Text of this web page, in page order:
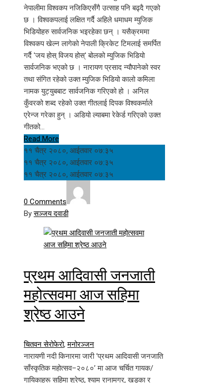
नेपालीमा विश्वकप नजिकिएसँगै उत्साह पनि बढ्दै गएको
छ । विश्वकपलाई लक्षित गर्दै अहिले धमाधम म्युजिक
भिडियोहरु सार्वजनिक भइरहेका छन् । यसैक्रममा
विश्वकप खेल्न लागेको नेपाली क्रिकेट टिमलाई समर्पित
गर्दै 'जय होस् विजय होस्' बोलको म्युजिक भिडियो
सार्वजनिक भएको छ । नारायण प्रसाद न्यौपानेको स्वर
तथा संगित रहेको उक्त म्युजिक भिडियो कालो कमिला
नामक युट्युबबाट सार्वजनिक गरिएको हो । अनिल
कुँवरको शब्द रहेको उक्त गीतलाई दिपक विश्वकर्माले
एरेन्ज गरेका हुन् । अडियो ल्याबमा रेकेर्ड गरिएको उक्त
गीतको…
Read More
११ चैत्र २०८०, आईतवार ०७:३५
११ चैत्र २०८०, आईतवार ०७:३५
११ चैत्र २०८०, आईतवार ०७:३५
0 Comments
Byसञ्जय दवाडी
प्रथम आदिवासी जनजाती
महोत्सवमा आज सहिमा
श्रेष्ठ आउने
चितवन सेरोफेरो,मनोरञ्जन
नारायणी नदी किनारमा जारी ‘प्रथम आदिवासी जनजाति
साँस्कृतिक महोत्सव–२०८०’ मा आज चर्चित गायक/
गायिकाहरू सहिमा श्रेष्ठ, श्याम रानामगर, खड्का र